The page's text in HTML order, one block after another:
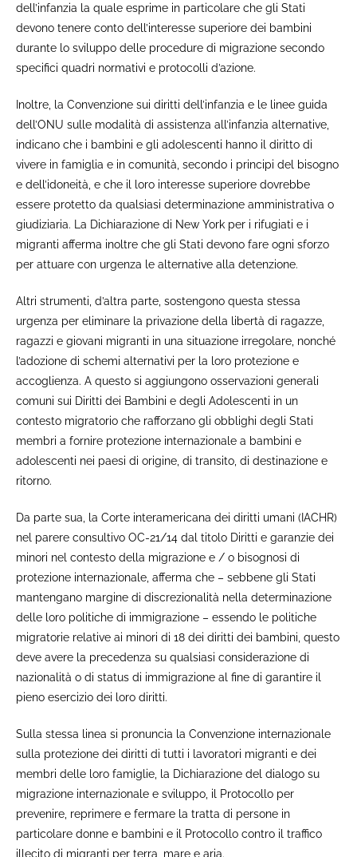
dell’infanzia la quale esprime in particolare che gli Stati
devono tenere conto dell’interesse superiore dei bambini
durante lo sviluppo delle procedure di migrazione secondo
specifici quadri normativi e protocolli d’azione.
Inoltre, la Convenzione sui diritti dell’infanzia e le linee guida
dell’ONU sulle modalità di assistenza all’infanzia alternative,
indicano che i bambini e gli adolescenti hanno il diritto di
vivere in famiglia e in comunità, secondo i principi del bisogno
e dell’idoneità, e che il loro interesse superiore dovrebbe
essere protetto da qualsiasi determinazione amministrativa o
giudiziaria. La Dichiarazione di New York per i rifugiati e i
migranti afferma inoltre che gli Stati devono fare ogni sforzo
per attuare con urgenza le alternative alla detenzione.
Altri strumenti, d’altra parte, sostengono questa stessa
urgenza per eliminare la privazione della libertà di ragazze,
ragazzi e giovani migranti in una situazione irregolare, nonché
l’adozione di schemi alternativi per la loro protezione e
accoglienza. A questo si aggiungono osservazioni generali
comuni sui Diritti dei Bambini e degli Adolescenti in un
contesto migratorio che rafforzano gli obblighi degli Stati
membri a fornire protezione internazionale a bambini e
adolescenti nei paesi di origine, di transito, di destinazione e
ritorno.
Da parte sua, la Corte interamericana dei diritti umani (IACHR)
nel parere consultivo OC-21/14 dal titolo Diritti e garanzie dei
minori nel contesto della migrazione e / o bisognosi di
protezione internazionale, afferma che – sebbene gli Stati
mantengano margine di discrezionalità nella determinazione
delle loro politiche di immigrazione – essendo le politiche
migratorie relative ai minori di 18 dei diritti dei bambini, questo
deve avere la precedenza su qualsiasi considerazione di
nazionalità o di status di immigrazione al fine di garantire il
pieno esercizio dei loro diritti.
Sulla stessa linea si pronuncia la Convenzione internazionale
sulla protezione dei diritti di tutti i lavoratori migranti e dei
membri delle loro famiglie, la Dichiarazione del dialogo su
migrazione internazionale e sviluppo, il Protocollo per
prevenire, reprimere e fermare la tratta di persone in
particolare donne e bambini e il Protocollo contro il traffico
illecito di migranti per terra, mare e aria.